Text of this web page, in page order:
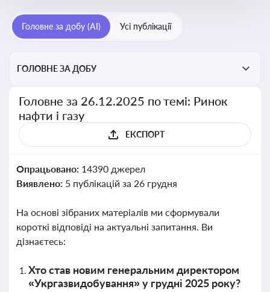
Головне за добу (AI) Усі публікації
ГОЛОВНЕ ЗА ДОБУ
Головне за 26.12.2025 по темі: Ринок
нафти і газу
ЕКСПОРТ
Опрацьовано: 14390 джерел
Виявлено: 5 публікацій за 26 грудня
На основі зібраних матеріалів ми сформували
короткі відповіді на актуальні запитання. Ви
дізнаєтесь:
Хто став новим генеральним директором
«Укргазвидобування» у грудні 2025 року?